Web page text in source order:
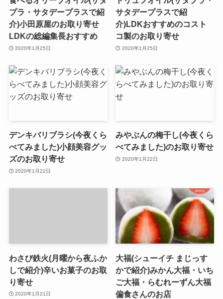
プラ・サタデープラスで紹
介)小田原屋のお取り寄せ
LDKの総編集長おすすめ
2020年1月25日
サタデープラスで紹
介)LDKおすすめのコスト
コ製のお取り寄せ
2020年1月25日
デンキバリブラシ(今夜くら
べてみました)小顔美容グッ
ズのお取り寄せ
2020年1月22日
みやぶんの梅干し(今夜くら
べてみました)のお取り寄せ
2020年1月22日
わさび鉄火(月曜から夜ふか
しで紹介)辛いお菓子のお取
り寄せ
2020年1月21日
大福(シューイチ まじっす
かで紹介)みかん大福・いち
ご大福・らむれーずん大福
偏食さんのお店